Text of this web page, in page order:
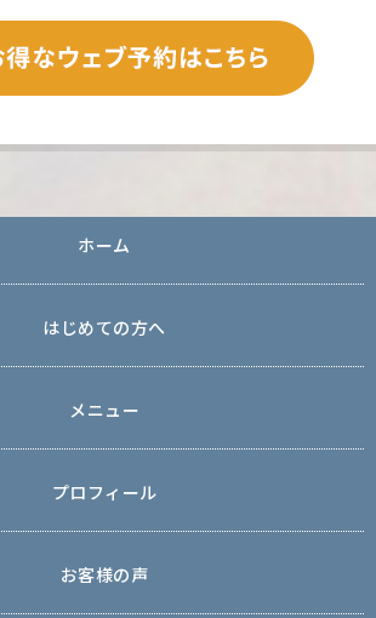
ホーム
はじめての方へ
メニュー
プロフィール
お客様の声